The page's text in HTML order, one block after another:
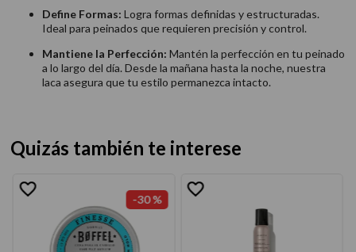
Define Formas: Logra formas definidas y estructuradas.
Ideal para peinados que requieren precisión y control.
Mantiene la Perfección: Mantén la perfección en tu peinado
a lo largo del día. Desde la mañana hasta la noche, nuestra
laca asegura que tu estilo permanezca intacto.
Quizás también te interese
-30 %